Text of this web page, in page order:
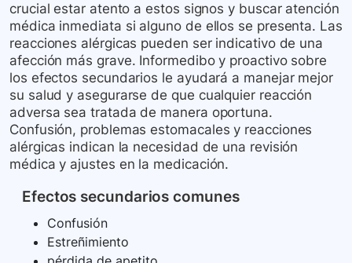
crucial estar atento a estos signos y buscar atención
médica inmediata si alguno de ellos se presenta. Las
reacciones alérgicas pueden ser indicativo de una
afección más grave. Informedibo y proactivo sobre
los efectos secundarios le ayudará a manejar mejor
su salud y asegurarse de que cualquier reacción
adversa sea tratada de manera oportuna.
Confusión, problemas estomacales y reacciones
alérgicas indican la necesidad de una revisión
médica y ajustes en la medicación.
Efectos secundarios comunes
Confusión
Estreñimiento